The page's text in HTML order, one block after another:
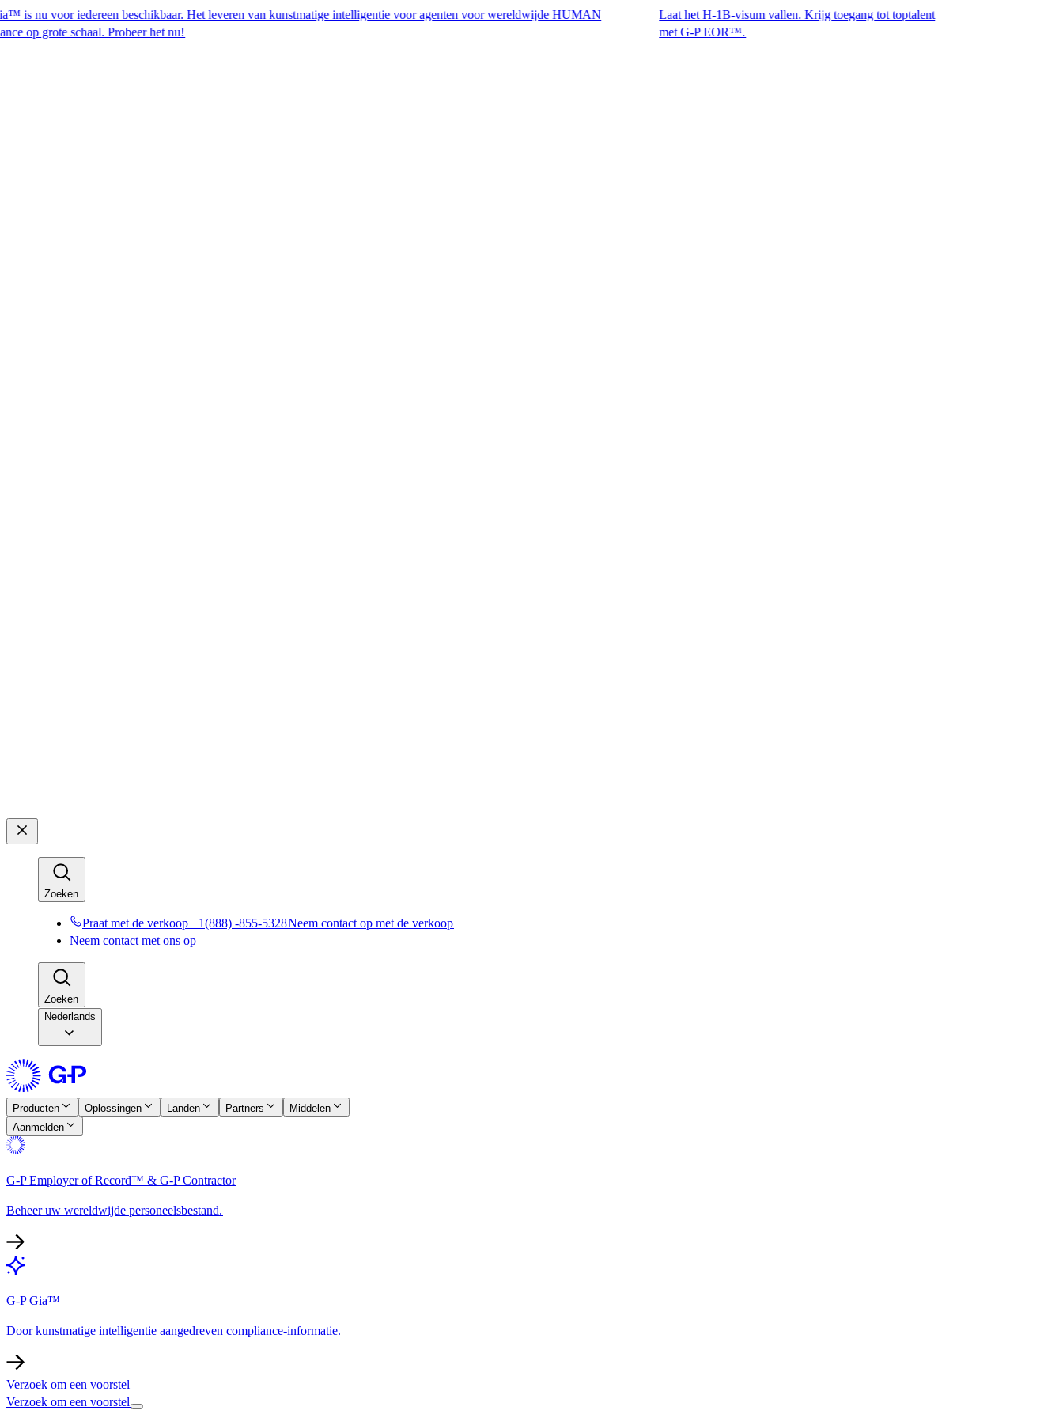
iedereen beschikbaar. Het leveren van kunstmatige intelligentie voor agenten voor wereldwijde HUMAN
schaal. Probeer het nu!​​
Laat het H-1B-visum vallen. Krijg toegang tot toptalent
met G-P EOR™.​​
Zoeken​​
Praat met de verkoop +1(888) -855-5328​​Neem contact op met de verkoop​​
Neem contact met ons op​​
Zoeken​​
Nederlands
Producten​​ Oplossingen​​ Landen​​ Partners​​
Middelen​​
Aanmelden​​
G-P Employer of Record™ & G-P Contractor​​
Beheer uw wereldwijde personeelsbestand.​​
G-P Gia™​​
Door kunstmatige intelligentie aangedreven compliance-informatie.​​
Verzoek om een voorstel​​
Verzoek om een voorstel​​